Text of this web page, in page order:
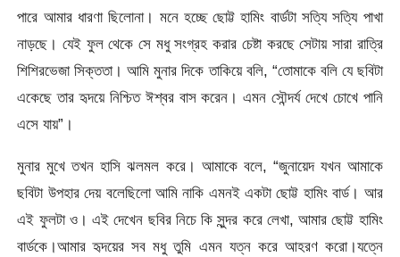
পারে আমার ধারণা ছিলোনা। মনে হচ্ছে ছোট্ট হামিং বার্ডটা সত্যি সত্যি পাখা
নাড়ছে। যেই ফুল থেকে সে মধু সংগ্রহ করার চেষ্টা করছে সেটায় সারা রাত্রি
শিশিরভেজা সিক্ততা। আমি মুনার দিকে তাকিয়ে বলি, “তোমাকে বলি যে ছবিটা
একেছে তার হৃদয়ে নিশ্চিত ঈশ্বর বাস করেন। এমন সৌন্দর্য দেখে চোখে পানি
এসে যায়”।
মুনার মুখে তখন হাসি ঝলমল করে। আমাকে বলে, “জুনায়েদ যখন আমাকে
ছবিটা উপহার দেয় বলেছিলো আমি নাকি এমনই একটা ছোট্ট হামিং বার্ড। আর
এই ফুলটা ও। এই দেখেন ছবির নিচে কি সুন্দর করে লেখা, আমার ছোট্ট হামিং
বার্ডকে।আমার হৃদয়ের সব মধু তুমি এমন যত্ন করে আহরণ করো।যত্নে